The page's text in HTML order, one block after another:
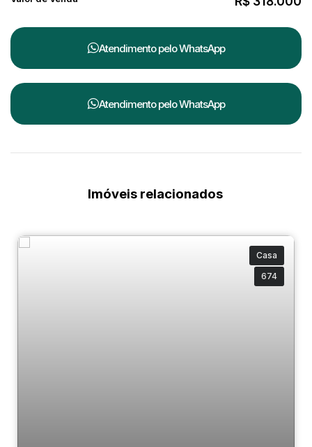
Atendimento peloWhatsApp
Atendimento peloWhatsApp
Imóveis relacionados
Casa
674